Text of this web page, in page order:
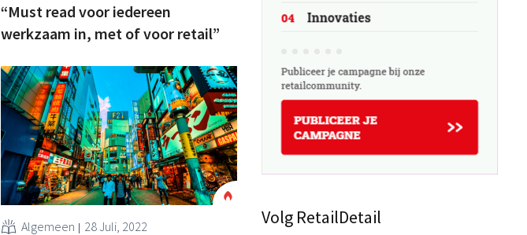
“Must read voor iedereen
werkzaam in, met of voor retail”
Algemeen 28 Juli, 2022 Volg RetailDetail